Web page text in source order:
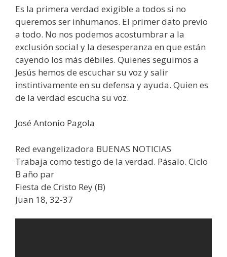
Es la primera verdad exigible a todos si no
queremos ser inhumanos. El primer dato previo
a todo. No nos podemos acostumbrar a la
exclusión social y la desesperanza en que están
cayendo los más débiles. Quienes seguimos a
Jesús hemos de escuchar su voz y salir
instintivamente en su defensa y ayuda. Quien es
de la verdad escucha su voz.
José Antonio Pagola
Red evangelizadora BUENAS NOTICIAS
Trabaja como testigo de la verdad. Pásalo. Ciclo
B año par
Fiesta de Cristo Rey (B)
Juan 18, 32-37